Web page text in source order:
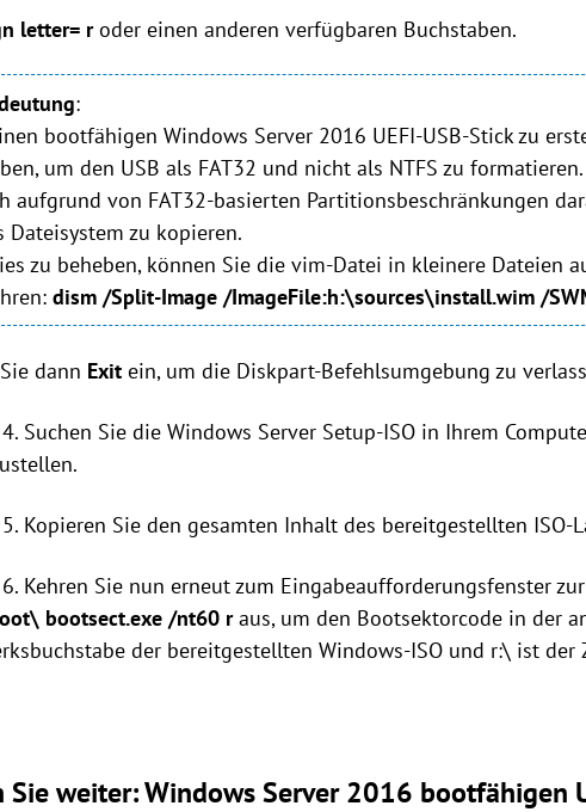
letter= roder einen anderen verfügbaren Buchstaben.
:
bootfähigen Windows Server 2016 UEFI-USB-Stick zu
um den USB als FAT32 und nicht als NTFS zu
aufgrund von FAT32-basierten Partitionsbeschränkungen
Dateisystem zu kopieren.
zu beheben, können Sie die vim-Datei in kleinere Dateien
dism /Split-Image /ImageFile:h:\sources\install.wim /
dann Exit ein, um die Diskpart-Befehlsumgebung zu
Suchen Sie die Windows Server Setup-ISO in Ihrem
Kopieren Sie den gesamten Inhalt des bereitgestellten
Kehren Sie nun erneut zum Eingabeaufforderungsfenster
bootsect.exe /nt60 raus, um den Bootsektorcode in der
der bereitgestellten Windows-ISO und r:\ ist der
Sie weiter: Windows Server 2016 bootfähigen